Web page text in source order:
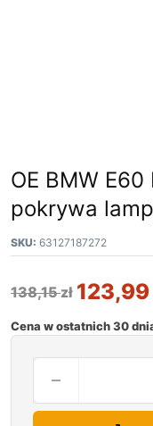
OE BMW E60
pokrywa
SKU: 63127187272
138,15zł 123,99
Cena w ostatnich 30